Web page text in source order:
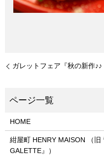
ガレットフェア『秋の新作♪♪
HOME
紺屋町 HENRY MAISON （旧
GALETTE』）